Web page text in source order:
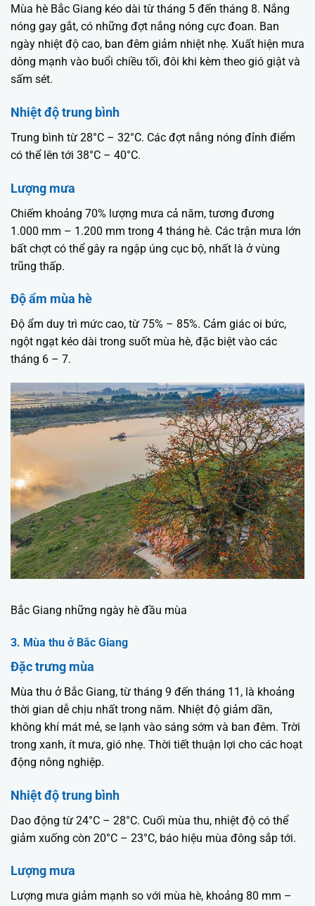
Mùa hè Bắc Giang kéo dài từ tháng 5 đến tháng 8. Nắng
nóng gay gắt, có những đợt nắng nóng cực đoan. Ban
ngày nhiệt độ cao, ban đêm giảm nhiệt nhẹ. Xuất hiện mưa
dông mạnh vào buổi chiều tối, đôi khi kèm theo gió giật và
sấm sét.
Nhiệt độ trung bình
Trung bình từ 28°C – 32°C. Các đợt nắng nóng đỉnh điểm
có thể lên tới 38°C – 40°C.
Lượng mưa
Chiếm khoảng 70% lượng mưa cả năm, tương đương
1.000 mm – 1.200 mm trong 4 tháng hè. Các trận mưa lớn
bất chợt có thể gây ra ngập úng cục bộ, nhất là ở vùng
trũng thấp.
Độ ẩm mùa hè
Độ ẩm duy trì mức cao, từ 75% – 85%. Cảm giác oi bức,
ngột ngạt kéo dài trong suốt mùa hè, đặc biệt vào các
tháng 6 – 7.
Bắc Giang những ngày hè đầu mùa
3. Mùa thu ở Bắc Giang
Đặc trưng mùa
Mùa thu ở Bắc Giang, từ tháng 9 đến tháng 11, là khoảng
thời gian dễ chịu nhất trong năm. Nhiệt độ giảm dần,
không khí mát mẻ, se lạnh vào sáng sớm và ban đêm. Trời
trong xanh, ít mưa, gió nhẹ. Thời tiết thuận lợi cho các hoạt
động nông nghiệp.
Nhiệt độ trung bình
Dao động từ 24°C – 28°C. Cuối mùa thu, nhiệt độ có thể
giảm xuống còn 20°C – 23°C, báo hiệu mùa đông sắp tới.
Lượng mưa
Lượng mưa giảm mạnh so với mùa hè, khoảng 80 mm –